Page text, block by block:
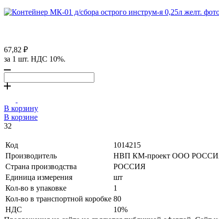
67,82 ₽
за 1 шт. НДС 10%.
В корзину
В корзине
32
Код
1014215
Производитель
НВП КМ-проект ООО
Страна производства
РОССИЯ
Единица измерения
шт
Кол-во в упаковке
1
Кол-во в транспортной коробке 80
НДС
10%